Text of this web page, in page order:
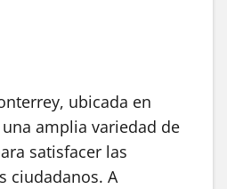
ubicada en
amplia variedad de
satisfacer las
ciudadanos. A